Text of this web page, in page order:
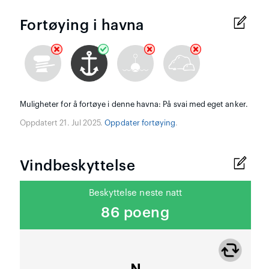
Fortøying i havna
Muligheter for å fortøye i denne havna: På svai med eget anker.
Oppdatert 21. Jul 2025.Oppdater fortøying.
Vindbeskyttelse
Beskyttelse neste natt
86 poeng